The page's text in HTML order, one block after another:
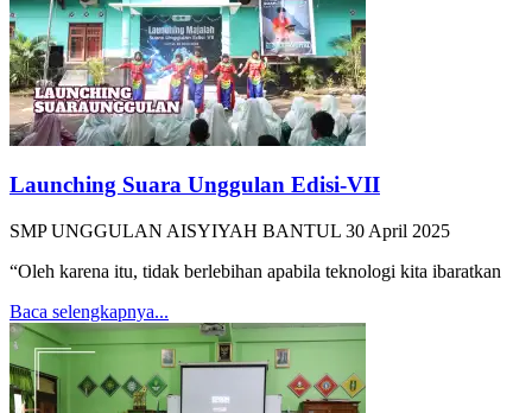
Launching Suara Unggulan Edisi-VII
SMP UNGGULAN AISYIYAH BANTUL 30 April 2025
“Oleh karena itu, tidak berlebihan apabila teknologi kita ibaratkan
Baca selengkapnya...